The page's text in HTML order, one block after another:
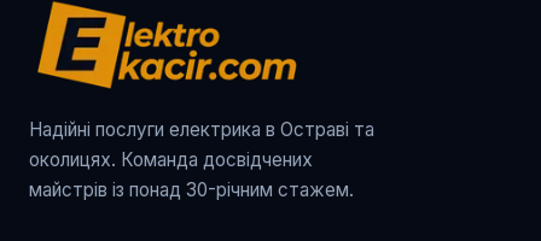
Надійні послуги електрика в Остраві та
околицях. Команда досвідчених
майстрів із понад 30-річним стажем.